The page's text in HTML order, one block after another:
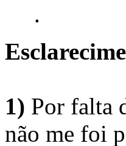
.
1) Por falta
não me foi